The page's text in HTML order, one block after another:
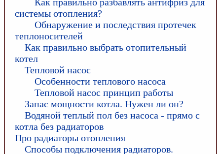
системы отопления?
Обнаружение и последствия протечек
теплоносителей
Как правильно выбрать отопительный
котел
Тепловой насос
Особенности теплового насоса
Тепловой насос принцип работы
Запас мощности котла. Нужен ли он?
Водяной теплый пол без насоса - прямо с
котла без радиаторов
Про радиаторы отопления
Способы подключения радиаторов.